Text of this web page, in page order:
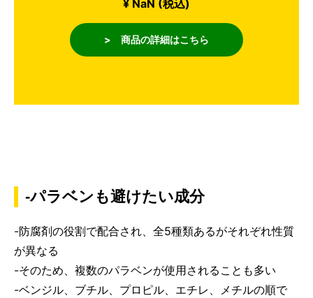
¥ NaN (税込)
> 商品の詳細はこちら
-パラベンも避けたい成分
-防腐剤の役割で配合され、全5種類あるがそれぞれ性質
が異なる
-そのため、複数のパラベンが使用されることも多い
-ベンジル、ブチル、プロピル、エチレ、メチルの順で